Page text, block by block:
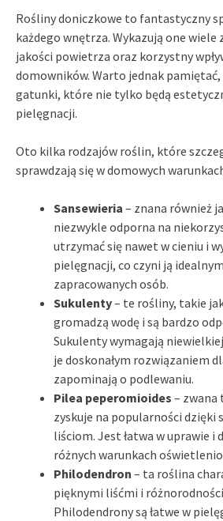
Rośliny doniczkowe to fantastyczny
każdego wnętrza. Wykazują one
jakości powietrza oraz korzystny
domowników. Warto jednak pamiętać,
gatunki, które nie tylko będą
pielęgnacji.
Oto kilka rodzajów roślin, które
sprawdzają się w domowych
Sansewieria – znana również
niezwykle odporna na
utrzymać się nawet w cieniu i
pielęgnacji, co czyni ją
zapracowanych osób.
Sukulenty– te rośliny, takie
gromadzą wodę i są bardzo
Sukulenty wymagają
je doskonałym rozwiązaniem
zapominają o podlewaniu.
Pilea peperomioides – zwana
zyskuje na popularności dzięki
liściom. Jest łatwa w uprawie i
różnych warunkach
Philodendron – ta roślina
pięknymi liśćmi i
Philodendrony są łatwe w